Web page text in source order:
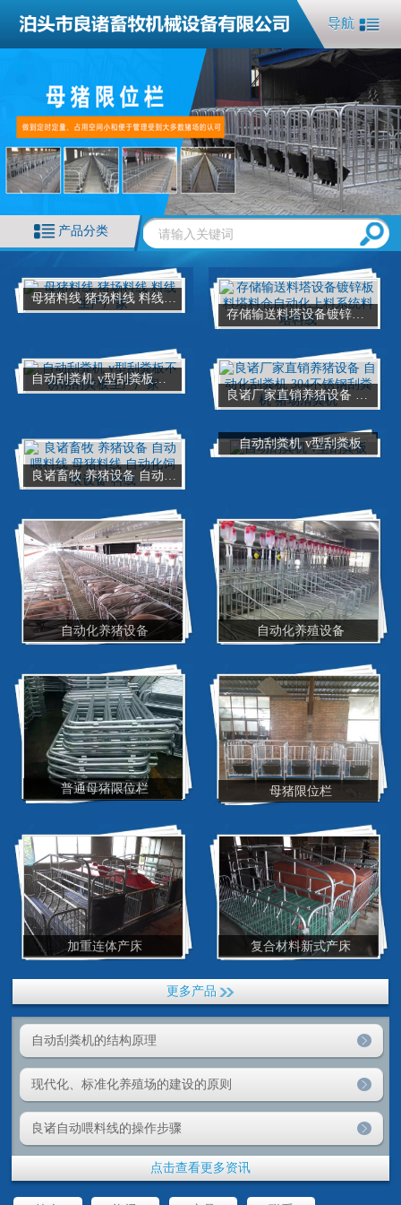
导航
产品分类
母猪料线 猪场料线 料线生产厂家
存储输送料塔设备镀锌板料塔料仓自动化上料系统料塔料线
自动刮粪机 v型刮粪板不锈钢刮粪板生产厂家
良诸厂家直销养猪设备 自动化刮粪机 304不锈钢刮粪机 猪场清粪机
自动刮粪机 v型刮粪板
自动化养猪设备 自动化养殖设备
普通母猪限位栏 母猪限位栏
加重连体产床 复合材料新式产床
更多产品
自动刮粪机的结构原理
现代化、标准化养殖场的建设的原则
良诸自动喂料线的操作步骤
点击查看更多资讯